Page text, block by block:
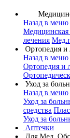
Назад в меню
Медицинская
лечения
Ортопедия и
Назад в меню
Ортопедия и
Уход за
Назад в меню
Уход за
средства
Уход за
Аптечки
Для Мед.